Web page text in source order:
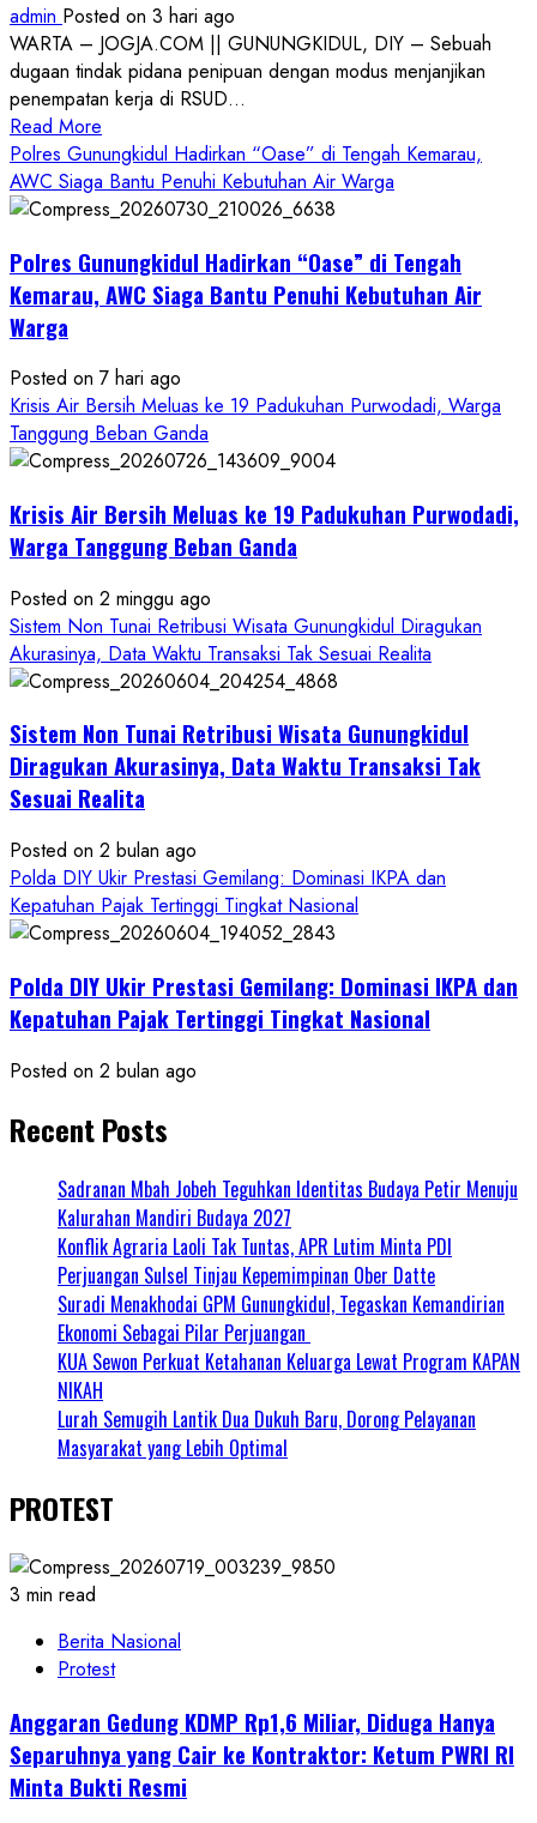
admin Posted on 3 hari ago
WARTA – JOGJA.COM || GUNUNGKIDUL, DIY – Sebuah
dugaan tindak pidana penipuan dengan modus menjanjikan
penempatan kerja di RSUD...
Read More
more
about
Dugaan
Masuk
Kerja
Seret
Oknum
Wartawan
Polres Gunungkidul Hadirkan “Oase” di Tengah Kemarau,
AWC Siaga Bantu Penuhi Kebutuhan Air Warga
Polres Gunungkidul Hadirkan “Oase” di Tengah
Kemarau, AWC Siaga Bantu Penuhi Kebutuhan Air
Warga
Posted on 7 hari ago
Krisis Air Bersih Meluas ke 19 Padukuhan Purwodadi, Warga
Tanggung Beban Ganda
Krisis Air Bersih Meluas ke 19 Padukuhan Purwodadi,
Warga Tanggung Beban Ganda
Posted on 2 minggu ago
Sistem Non Tunai Retribusi Wisata Gunungkidul Diragukan
Akurasinya, Data Waktu Transaksi Tak Sesuai Realita
Sistem Non Tunai Retribusi Wisata Gunungkidul
Diragukan Akurasinya, Data Waktu Transaksi Tak
Sesuai Realita
Posted on 2 bulan ago
Polda DIY Ukir Prestasi Gemilang: Dominasi IKPA dan
Kepatuhan Pajak Tertinggi Tingkat Nasional
Polda DIY Ukir Prestasi Gemilang: Dominasi IKPA dan
Kepatuhan Pajak Tertinggi Tingkat Nasional
Posted on 2 bulan ago
Recent Posts
Sadranan Mbah Jobeh Teguhkan Identitas Budaya Petir Menuju
Kalurahan Mandiri Budaya 2027
Konflik Agraria Laoli Tak Tuntas, APR Lutim Minta PDI
Perjuangan Sulsel Tinjau Kepemimpinan Ober Datte
Suradi Menakhodai GPM Gunungkidul, Tegaskan Kemandirian
Ekonomi Sebagai Pilar Perjuangan ​
KUA Sewon Perkuat Ketahanan Keluarga Lewat Program KAPAN
NIKAH
Lurah Semugih Lantik Dua Dukuh Baru, Dorong Pelayanan
Masyarakat yang Lebih Optimal
PROTEST
3 min read
Berita Nasional
Protest
Anggaran Gedung KDMP Rp1,6 Miliar, Diduga Hanya
Separuhnya yang Cair ke Kontraktor: Ketum PWRI RI
Minta Bukti Resmi